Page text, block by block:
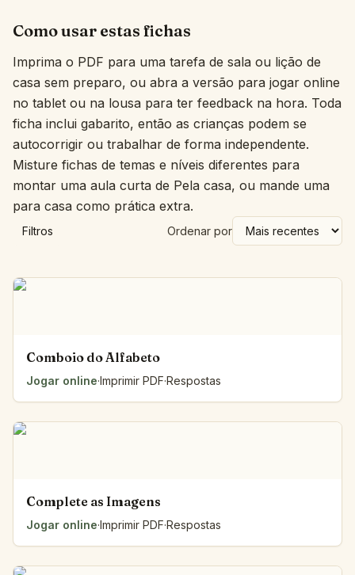
Como usar estas fichas
Imprima o PDF para uma tarefa de sala ou lição de
casa sem preparo, ou abra a versão para jogar online
no tablet ou na lousa para ter feedback na hora. Toda
ficha inclui gabarito, então as crianças podem se
autocorrigir ou trabalhar de forma independente.
Misture fichas de temas e níveis diferentes para
montar uma aula curta de Pela casa, ou mande uma
para casa como prática extra.
Filtros Ordenar por
Comboio do Alfabeto
Jogar online·Imprimir PDF·Respostas
Complete as Imagens
Jogar online·Imprimir PDF·Respostas